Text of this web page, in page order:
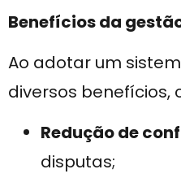
Benefícios da
Ao adotar um
diversos benefícios,
Redução de
disputas;